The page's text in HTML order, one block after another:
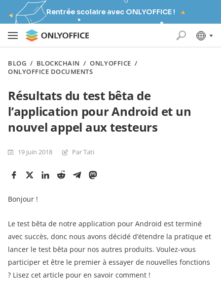
Rentrée scolaire avec ONLYOFFICE !
BLOG / BLOCKCHAIN /ONLYOFFICE /
ONLYOFFICE DOCUMENTS
Résultats du test bêta de
l’application pour Android et un
nouvel appel aux testeurs
19 juin 2018 Par Tati
Bonjour !
Le test bêta de notre application pour Android est terminé
avec succès, donc nous avons décidé d’étendre la pratique et
lancer le test bêta pour nos autres produits. Voulez-vous
participer et être le premier à essayer de nouvelles fonctions
? Lisez cet article pour en savoir comment !